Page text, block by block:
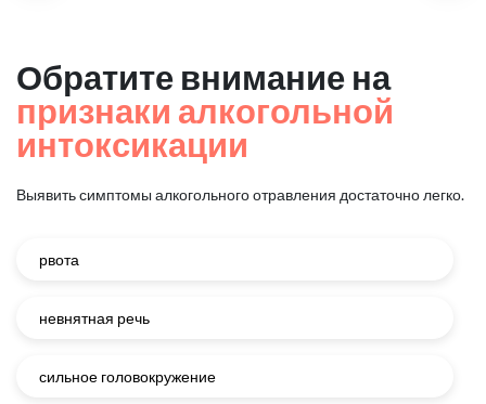
Обратите внимание на
признаки алкогольной
интоксикации
Выявить симптомы алкогольного отравления достаточно легко.
рвота
невнятная речь
сильное головокружение